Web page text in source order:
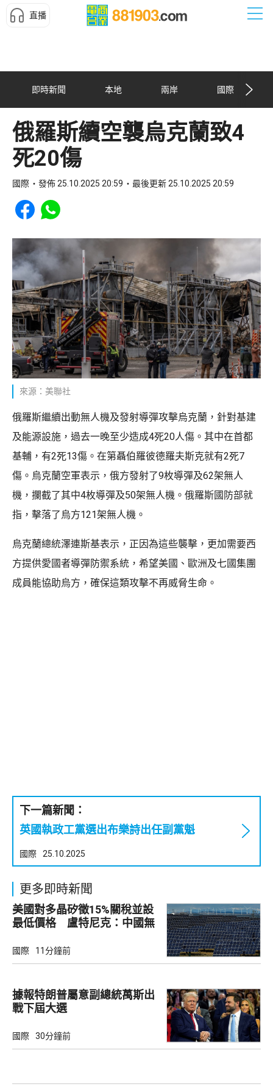
直播
即時新聞 本地 兩岸 國際
俄羅斯續空襲烏克蘭致4
死20傷
國際 發佈 25.10.2025 20:59 最後更新 25.10.2025 20:59
Share to Facebook
Share to WhatsApp
來源：美聯社
俄羅斯繼續出動無人機及發射導彈攻擊烏克蘭，針對基建
及能源設施，過去一晚至少造成4死20人傷。其中在首都
基輔，有2死13傷。在第聶伯羅彼德羅夫斯克就有2死7
傷。烏克蘭空軍表示，俄方發射了9枚導彈及62架無人
機，攔截了其中4枚導彈及50架無人機。俄羅斯國防部就
指，擊落了烏方121架無人機。
烏克蘭總統澤連斯基表示，正因為這些襲擊，更加需要西
方提供愛國者導彈防禦系統，希望美國、歐洲及七國集團
成員能協助烏方，確保這類攻擊不再威脅生命。
下一篇新聞：
英國執政工黨選出布樂詩出任副黨魁
國際 25.10.2025
更多即時新聞
美國對多晶矽徵15%關稅並設
最低價格 盧特尼克：中國無
國際 11分鐘前
據報特朗普屬意副總統萬斯出
戰下屆大選
國際 30分鐘前